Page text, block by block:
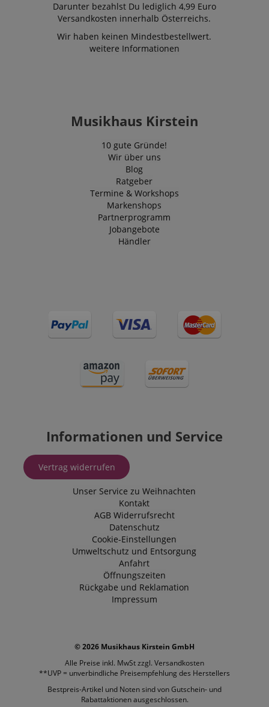
Darunter bezahlst Du lediglich 4,99 Euro
Versandkosten innerhalb Österreichs.
Wir haben keinen Mindestbestellwert.
weitere Informationen
Musikhaus Kirstein
10 gute Gründe!
Wir über uns
Blog
Ratgeber
Termine & Workshops
Markenshops
Partnerprogramm
Jobangebote
Händler
Informationen und Service
Vertrag widerrufen
Unser Service zu Weihnachten
Kontakt
AGB Widerrufsrecht
Datenschutz
Cookie-Einstellungen
Umweltschutz und Entsorgung
Anfahrt
Öffnungszeiten
Rückgabe und Reklamation
Impressum
© 2026 Musikhaus Kirstein GmbH
Alle Preise inkl. MwSt zzgl. Versandkosten
**UVP = unverbindliche Preisempfehlung des Herstellers
Bestpreis-Artikel und Noten sind von Gutschein- und
Rabattaktionen ausgeschlossen.